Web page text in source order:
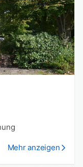
Mehr anzeigen